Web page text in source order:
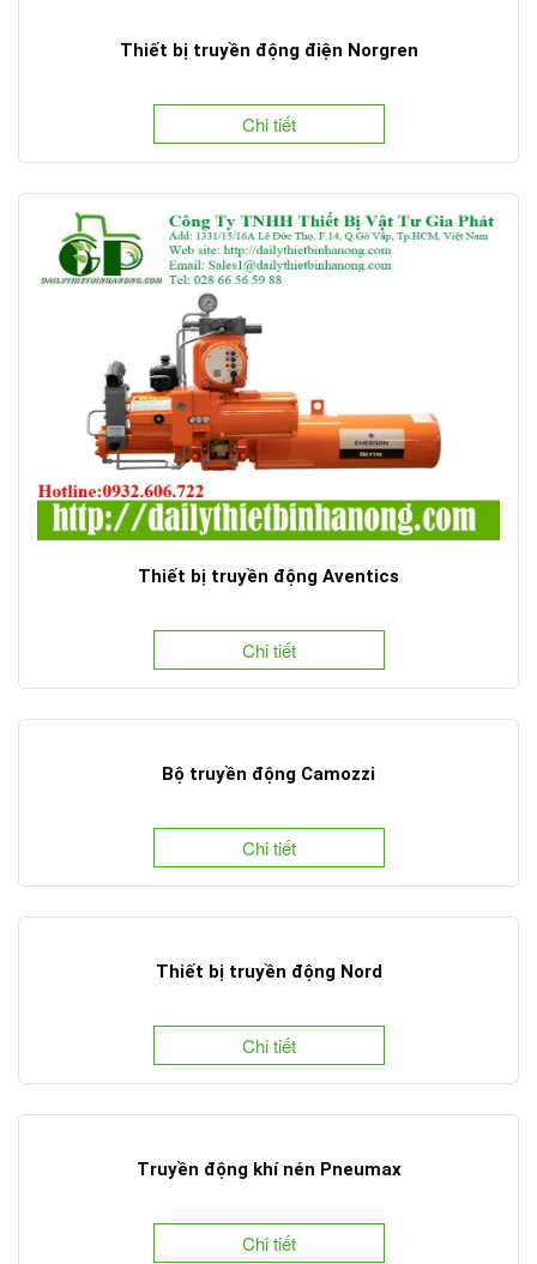
Thiết bị truyền động điện Norgren
Chi tiết
Thiết bị truyền động Aventics
Chi tiết
Bộ truyền động Camozzi
Chi tiết
Thiết bị truyền động Nord
Chi tiết
Truyền động khí nén Pneumax
Chi tiết